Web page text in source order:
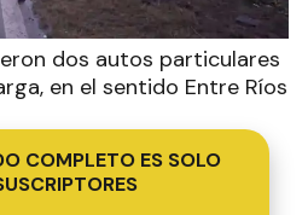
dos autos particulares
en el sentido Entre Ríos
COMPLETO ES SOLO